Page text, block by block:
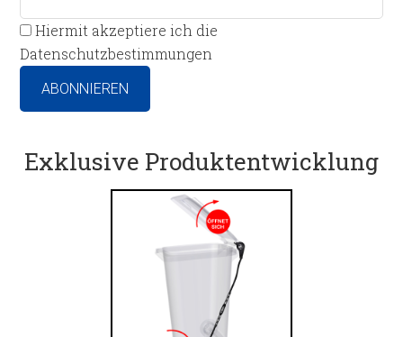
Hiermit akzeptiere ich die
Datenschutzbestimmungen
Exklusive Produktentwicklung